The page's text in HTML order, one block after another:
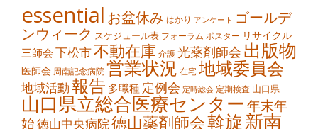
essential お盆休み はかり アンケート ゴールデ
ンウィーク スケジュール表 フォーラム ポスター リサイクル
三師会 下松市不動在庫 介護光薬剤師会 出版物
医師会 周南記念病院 営業状況 在宅 地域委員会
地域活動報告 多職種 定例会 定時総会 定期検査 山口県
山口県立総合医療センター 年末年
始徳山中央病院徳山薬剤師会斡旋新南